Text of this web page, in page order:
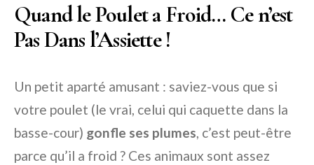
Quand le Poulet a Froid… Ce n’est
Pas Dans l’Assiette !
Un petit aparté amusant : saviez-vous que si
votre poulet (le vrai, celui qui caquette dans la
basse-cour) gonfle ses plumes, c’est peut-être
parce qu’il a froid ? Ces animaux sont assez